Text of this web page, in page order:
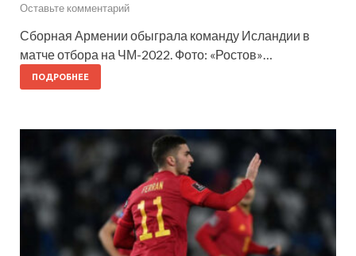
Оставьте комментарий
Сборная Армении обыграла команду Исландии в
матче отбора на ЧМ-2022. Фото: «Ростов»…
ПОДРОБНЕЕ